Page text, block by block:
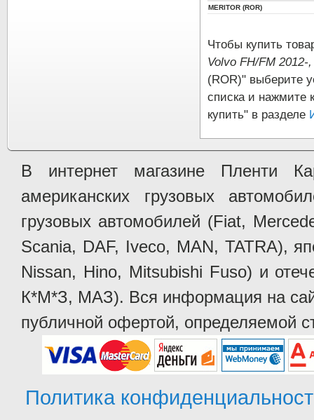
MERITOR (ROR)
Чтобы купить
Volvo FH/FM 2012-
(ROR)" выберите
списка и нажмите
купить" в разделе
В интернет магазине Пленти
американских грузовых
грузовых автомобилей (Fiat,
Scania, DAF, Iveco, MAN, TATRA),
Nissan, Hino, Mitsubishi Fuso) и
К*М*З, МАЗ). Вся информация на
публичной офертой, определяемой
Политика